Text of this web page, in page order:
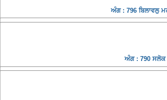
ਅੰਗ : 796 ਬਿਲਾਵਲੁ
ਅੰਗ : 790 ਸਲੋਕ